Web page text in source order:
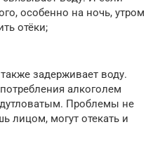
особенно на ночь, утром
отёки;
задерживает воду.
алкоголем
Проблемы не
лицом, могут отекать и